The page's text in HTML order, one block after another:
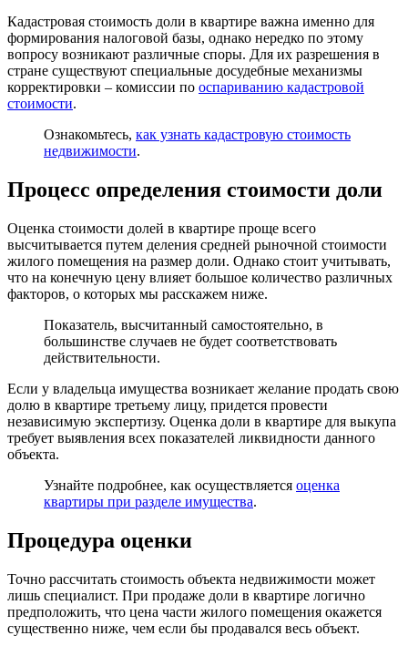
Кадастровая стоимость доли в квартире важна именно для
формирования налоговой базы, однако нередко по этому
вопросу возникают различные споры. Для их разрешения в
стране существуют специальные досудебные механизмы
корректировки – комиссии по оспариванию кадастровой
стоимости.
Ознакомьтесь, как узнать кадастровую стоимость
недвижимости.
Процесс определения стоимости доли
Оценка стоимости долей в квартире проще всего
высчитывается путем деления средней рыночной стоимости
жилого помещения на размер доли. Однако стоит учитывать,
что на конечную цену влияет большое количество различных
факторов, о которых мы расскажем ниже.
Показатель, высчитанный самостоятельно, в
большинстве случаев не будет соответствовать
действительности.
Если у владельца имущества возникает желание продать свою
долю в квартире третьему лицу, придется провести
независимую экспертизу. Оценка доли в квартире для выкупа
требует выявления всех показателей ликвидности данного
объекта.
Узнайте подробнее, как осуществляется оценка
квартиры при разделе имущества.
Процедура оценки
Точно рассчитать стоимость объекта недвижимости может
лишь специалист. При продаже доли в квартире логично
предположить, что цена части жилого помещения окажется
существенно ниже, чем если бы продавался весь объект.